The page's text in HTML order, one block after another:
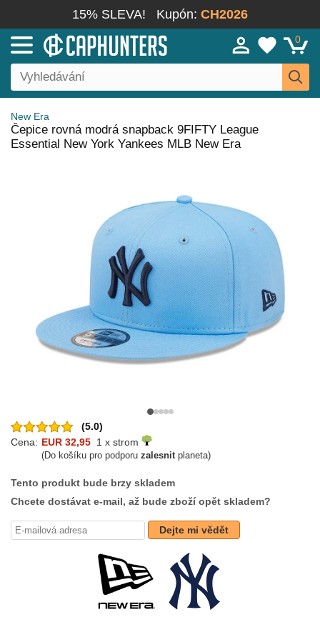
15% SLEVA! Kupón: CH2026
0
New Era
Čepice rovná modrá snapback 9FIFTY League
Essential New York Yankees MLB New Era
(5.0)
Cena: EUR 32,95 1 x strom
(Do košíku pro podporu zalesnitplaneta)
Tento produkt bude brzy skladem
Chcete dostávat e-mail, až bude zboží opět skladem?
Dejte mi vědět